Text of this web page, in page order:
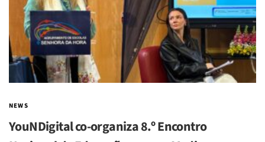
NEWS
YouNDigital co-organiza 8.º Encontro